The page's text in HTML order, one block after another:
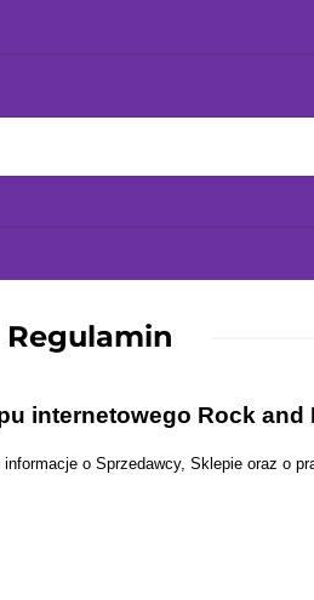
Regulamin
internetowego Rock and
o Sprzedawcy, Sklepie oraz o